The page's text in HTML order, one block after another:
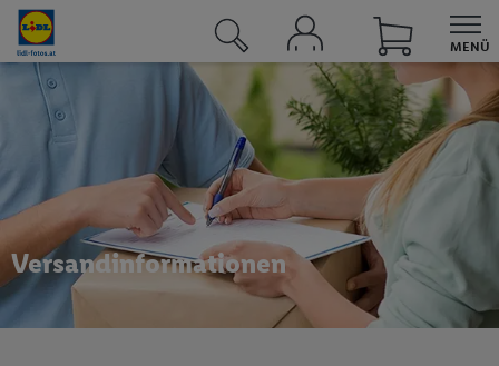
MENÜ
UNSERE ANGEBOTE BEI LIDL
Angebote
Sortimente
Lidl Plus
Lidl Connect
Versandinformationen